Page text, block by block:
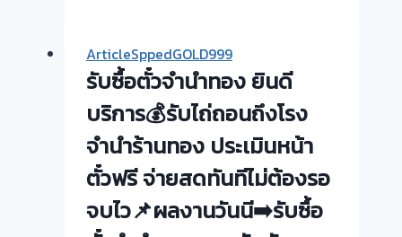
ทอง
ยินดี
บริการ
💰
รับ
ไถ่ถอน
โรง
ArticleSppedGOLD999
รับซื้อตั๋วจำนำทอง ยินดี
บริการ💰รับไถ่ถอนถึงโรง
จำนำร้านทอง ประเมินหน้า
ตั๋วฟรี จ่ายสดทันทีไม่ต้องรอ
จบไว📌ผลงานวันนี➡️รับซื้อ